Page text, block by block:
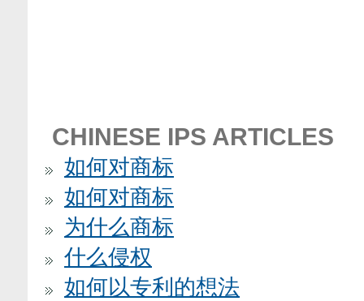
CHINESE IPS ARTICLES
如何对商标
如何对商标
为什么商标
什么侵权
如何以专利的想法